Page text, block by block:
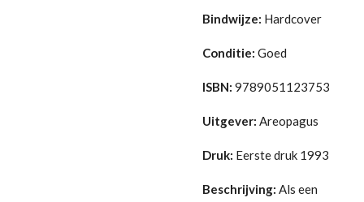
Bindwijze: Hardcover
Conditie: Goed
ISBN: 9789051123753
Uitgever: Areopagus
Druk: Eerste druk 1993
Beschrijving: Als een